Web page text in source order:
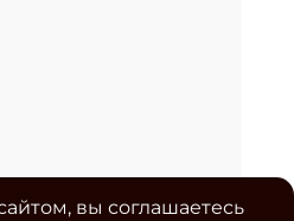
вы соглашаетесь